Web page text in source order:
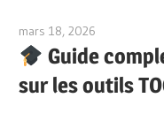
mars 18, 2026
Guide
sur les outils